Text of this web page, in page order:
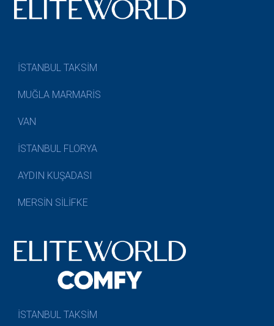
İSTANBUL TAKSİM
MUĞLA MARMARİS
VAN
İSTANBUL FLORYA
AYDIN KUŞADASI
MERSİN SİLİFKE
İSTANBUL TAKSİM